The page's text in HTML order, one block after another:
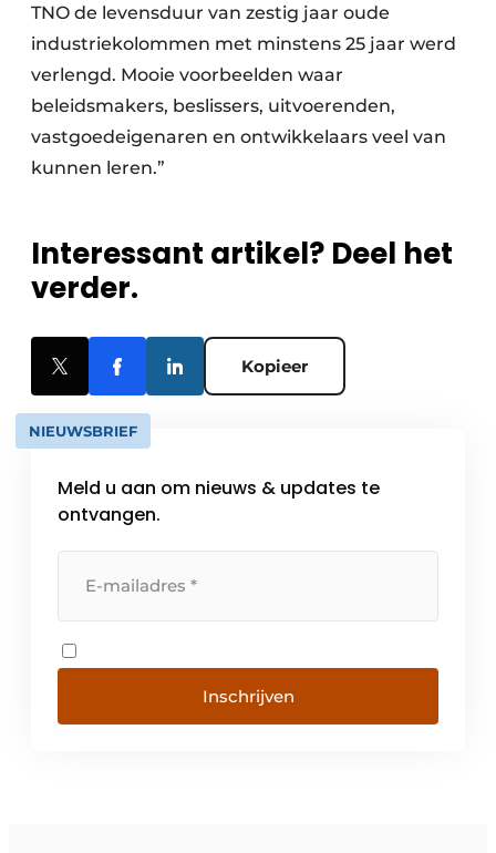
TNO de levensduur van zestig jaar oude
industriekolommen met minstens 25 jaar werd
verlengd. Mooie voorbeelden waar
beleidsmakers, beslissers, uitvoerenden,
vastgoedeigenaren en ontwikkelaars veel van
kunnen leren.”
Interessant artikel? Deel het
verder.
Kopieer
NIEUWSBRIEF
Meld u aan om nieuws & updates te
ontvangen.
Inschrijven